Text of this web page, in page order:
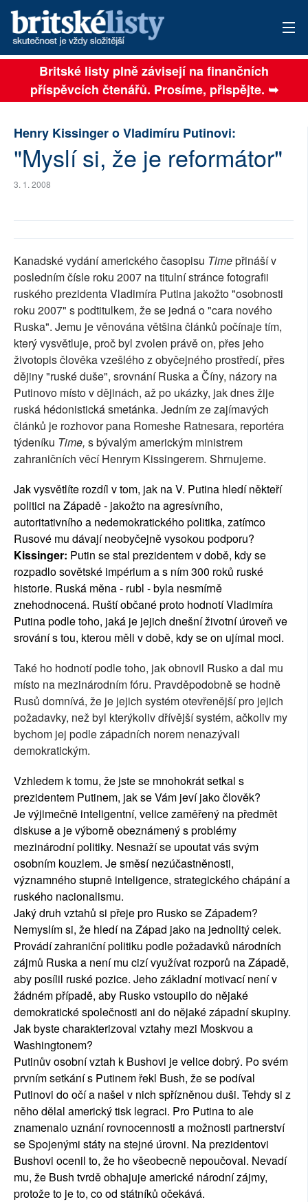
AKTUÁLNÍ VYDÁNÍ
ARCHIV
TÉMATA
AUTOŘI
PLNÁ VERZE STRÁNEK
Britské listy plně závisejí na finančních
příspěvcích čtenářů. Prosíme, přispějte. ➥
Henry Kissinger o Vladimíru Putinovi:
"Myslí si, že je reformátor"
3. 1. 2008
Kanadské vydání amerického časopisu Timepřináší v
posledním čísle roku 2007 na titulní stránce fotografii
ruského prezidenta Vladimíra Putina jakožto "osobnosti
roku 2007" s podtitulkem, že se jedná o "cara nového
Ruska". Jemu je věnována většina článků počínaje tím,
který vysvětluje, proč byl zvolen právě on, přes jeho
životopis člověka vzešlého z obyčejného prostředí, přes
dějiny "ruské duše", srovnání Ruska a Číny, názory na
Putinovo místo v dějinách, až po ukázky, jak dnes žije
ruská hédonistická smetánka. Jedním ze zajímavých
článků je rozhovor pana Romeshe Ratnesara, reportéra
týdeníku Time, s bývalým americkým ministrem
zahraničních věcí Henrym Kissingerem. Shrnujeme.
Jak vysvětlíte rozdíl v tom, jak na V. Putina hledí někteří
politici na Západě - jakožto na agresívního,
autoritativního a nedemokratického politika, zatímco
Rusové mu dávají neobyčejně vysokou podporu?
Kissinger: Putin se stal prezidentem v době, kdy se
rozpadlo sovětské impérium a s ním 300 roků ruské
historie. Ruská měna - rubl - byla nesmírně
znehodnocená. Ruští občané proto hodnotí Vladimíra
Putina podle toho, jaká je jejich dnešní životní úroveň ve
srování s tou, kterou měli v době, kdy se on ujímal moci.
Také ho hodnotí podle toho, jak obnovil Rusko a dal mu
místo na mezinárodním fóru. Pravděpodobně se hodně
Rusů domnívá, že je jejich systém otevřenější pro jejich
požadavky, než byl kterýkoliv dřívější systém, ačkoliv my
bychom jej podle západních norem nenazývali
demokratickým.
Vzhledem k tomu, že jste se mnohokrát setkal s
prezidentem Putinem, jak se Vám jeví jako člověk?
Je výjimečně inteligentní, velice zaměřený na předmět
diskuse a je výborně obeznámený s problémy
mezinárodní politiky. Nesnaží se upoutat vás svým
osobním kouzlem. Je směsí nezúčastněnosti,
významného stupně inteligence, strategického chápání a
ruského nacionalismu.
Jaký druh vztahů si přeje pro Rusko se Západem?
Nemyslím si, že hledí na Západ jako na jednolitý celek.
Provádí zahraniční politiku podle požadavků národních
zájmů Ruska a není mu cizí využívat rozporů na Západě,
aby posílil ruské pozice. Jeho základní motivací není v
žádném případě, aby Rusko vstoupilo do nějaké
demokratické společnosti ani do nějaké západní skupiny.
Jak byste charakterizoval vztahy mezi Moskvou a
Washingtonem?
Putinův osobní vztah k Bushovi je velice dobrý. Po svém
prvním setkání s Putinem řekl Bush, že se podíval
Putinovi do očí a našel v nich spřízněnou duši. Tehdy si z
něho dělal americký tisk legraci. Pro Putina to ale
znamenalo uznání rovnocennosti a možnosti partnerství
se Spojenými státy na stejné úrovni. Na prezidentovi
Bushovi ocenil to, že ho všeobecně nepoučoval. Nevadí
mu, že Bush tvrdě obhajuje americké národní zájmy,
protože to je to, co od státníků očekává.